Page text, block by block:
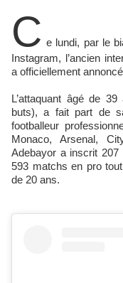
C e lundi, par le
Instagram, l’ancien
a officiellement
L’attaquant âgé de
buts), a fait part de
footballeur
Monaco, Arsenal,
Adebayor a inscrit
593 matchs en pro
de 20 ans.